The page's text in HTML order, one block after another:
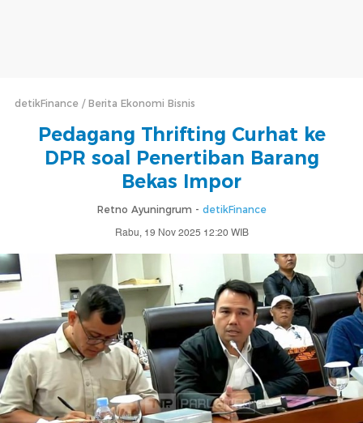
detikFinance Berita Ekonomi Bisnis
Pedagang Thrifting Curhat ke
DPR soal Penertiban Barang
Bekas Impor
Retno Ayuningrum - detikFinance
Rabu, 19 Nov 2025 12:20 WIB